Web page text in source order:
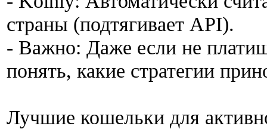
страны (подтягивает API).
- Важно: Даже если не
понять, какие стратегии
Лучшие кошельки для